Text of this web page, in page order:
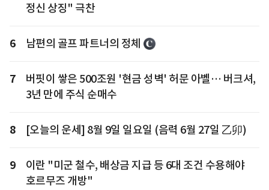
정신 상징" 극찬
6 남편의 골프 파트너의 정체
7
버핏이 쌓은 500조원 '현금 성벽' 허문 아벨… 버크셔,
3년 만에 주식 순매수
8 [오늘의 운세] 8월 9일 일요일 (음력 6월 27일 乙卯)
9
이란 "미군 철수, 배상금 지급 등 6대 조건 수용해야
호르무즈 개방"